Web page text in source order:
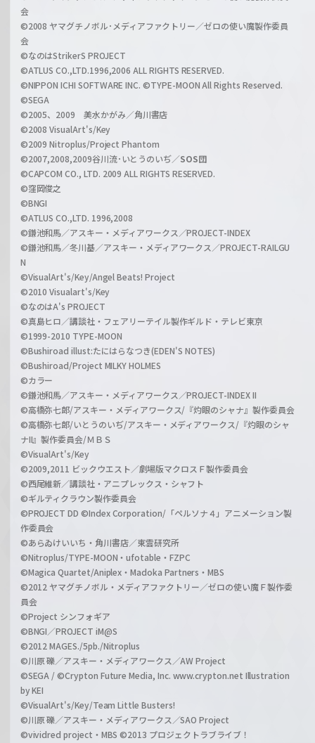
l
h
a
n
l
会
©2008 ヤマグチノボル･メディアファクトリー／ゼロの使い魔製作委員
会
©なのはStrikerS PROJECT
©ATLUS CO.,LTD.1996,2006 ALL RIGHTS RESERVED.
©NIPPON ICHI SOFTWARE INC. ©TYPE-MOON All Rights Reserved.
©SEGA
©2005、2009 美水かがみ／角川書店
©2008 VisualArt's/Key
©2009 Nitroplus/Project Phantom
©2007,2008,2009谷川流･いとうのいぢ／SOS団
©CAPCOM CO., LTD. 2009 ALL RIGHTS RESERVED.
©窪岡俊之
©BNGI
©ATLUS CO.,LTD. 1996,2008
©鎌池和馬／アスキー・メディアワークス／PROJECT-INDEX
©鎌池和馬／冬川基／アスキー・メディアワークス／PROJECT-RAILGU
N
©VisualArt's/Key/Angel Beats! Project
©2010 Visualart's/Key
©なのはA's PROJECT
©真島ヒロ／講談社・フェアリーテイル製作ギルド・テレビ東京
©1999-2010 TYPE-MOON
©Bushiroad illust:たにはらなつき(EDEN'S NOTES)
©Bushiroad/Project MILKY HOLMES
©カラー
©鎌池和馬／アスキー・メディアワークス／PROJECT-INDEX II
©高橋弥七郎/アスキー・メディアワークス/『灼眼のシャナ』製作委員会
©高橋弥七郎/いとうのいぢ/アスキー・メディアワークス/『灼眼のシャ
ナII』製作委員会/ＭＢＳ
©VisualArt's/Key
©2009,2011 ビックウエスト／劇場版マクロスＦ製作委員会
©西尾維新／講談社・アニプレックス・シャフト
©ギルティクラウン製作委員会
©PROJECT DD ©Index Corporation/「ペルソナ４」アニメーション製
作委員会
©あらゐけいいち・角川書店／東雲研究所
©Nitroplus/TYPE-MOON・ufotable・FZPC
©Magica Quartet/Aniplex・Madoka Partners・MBS
©2012 ヤマグチノボル・メディアファクトリー／ゼロの使い魔Ｆ製作委
員会
©Project シンフォギア
©BNGI／PROJECT iM@S
©2012 MAGES./5pb./Nitroplus
©川原 礫／アスキー・メディアワークス／AW Project
©SEGA / ©Crypton Future Media, Inc. www.crypton.net Illustration
by KEI
©VisualArt's/Key/Team Little Busters!
©川原 礫／アスキー・メディアワークス／SAO Project
©vividred project・MBS ©2013 プロジェクトラブライブ！